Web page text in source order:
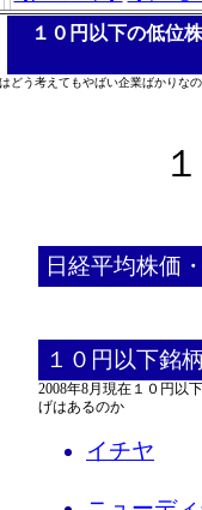
１０円以下の低位
どう考えてもやばい企業ばかりな
日経平均株価
１０円以下銘
2008年8月現在１０円以
げはあるのか
イチヤ